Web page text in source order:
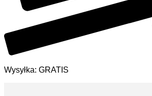
Wysyłka: GRATIS